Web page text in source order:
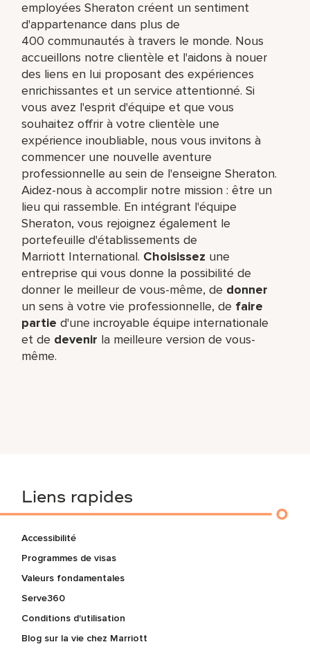
employées Sheraton créent un sentiment
d'appartenance dans plus de
400 communautés à travers le monde. Nous
accueillons notre clientèle et l'aidons à nouer
des liens en lui proposant des expériences
enrichissantes et un service attentionné. Si
vous avez l'esprit d'équipe et que vous
souhaitez offrir à votre clientèle une
expérience inoubliable, nous vous invitons à
commencer une nouvelle aventure
professionnelle au sein de l'enseigne Sheraton.
Aidez-nous à accomplir notre mission : être un
lieu qui rassemble. En intégrant l'équipe
Sheraton, vous rejoignez également le
portefeuille d'établissements de
Marriott International. Choisissez une
entreprise qui vous donne la possibilité de
donner le meilleur de vous-même,​ de donner
un sens à votre vie professionnelle, de faire
partie d'une incroyable équipe​ internationale
et de devenir la meilleure version de vous-
même.
Liens rapides
Accessibilité
Programmes de visas
Valeurs fondamentales
Serve360
Conditions d'utilisation
Blog sur la vie chez Marriott